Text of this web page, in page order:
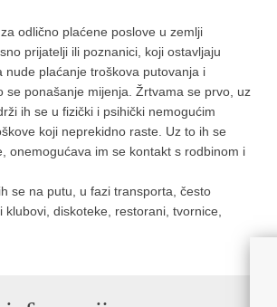
odlično plaćene poslove u zemlji
prijatelji ili poznanici, koji ostavljaju
plaćanje troškova putovanja i
se ponašanje mijenja. Žrtvama se prvo, uz
ih se u fizički i psihički nemogućim
koji neprekidno raste. Uz to ih se
onemogućava im se kontakt s rodbinom i
se na putu, u fazi transporta, često
diskoteke, restorani, tvornice,